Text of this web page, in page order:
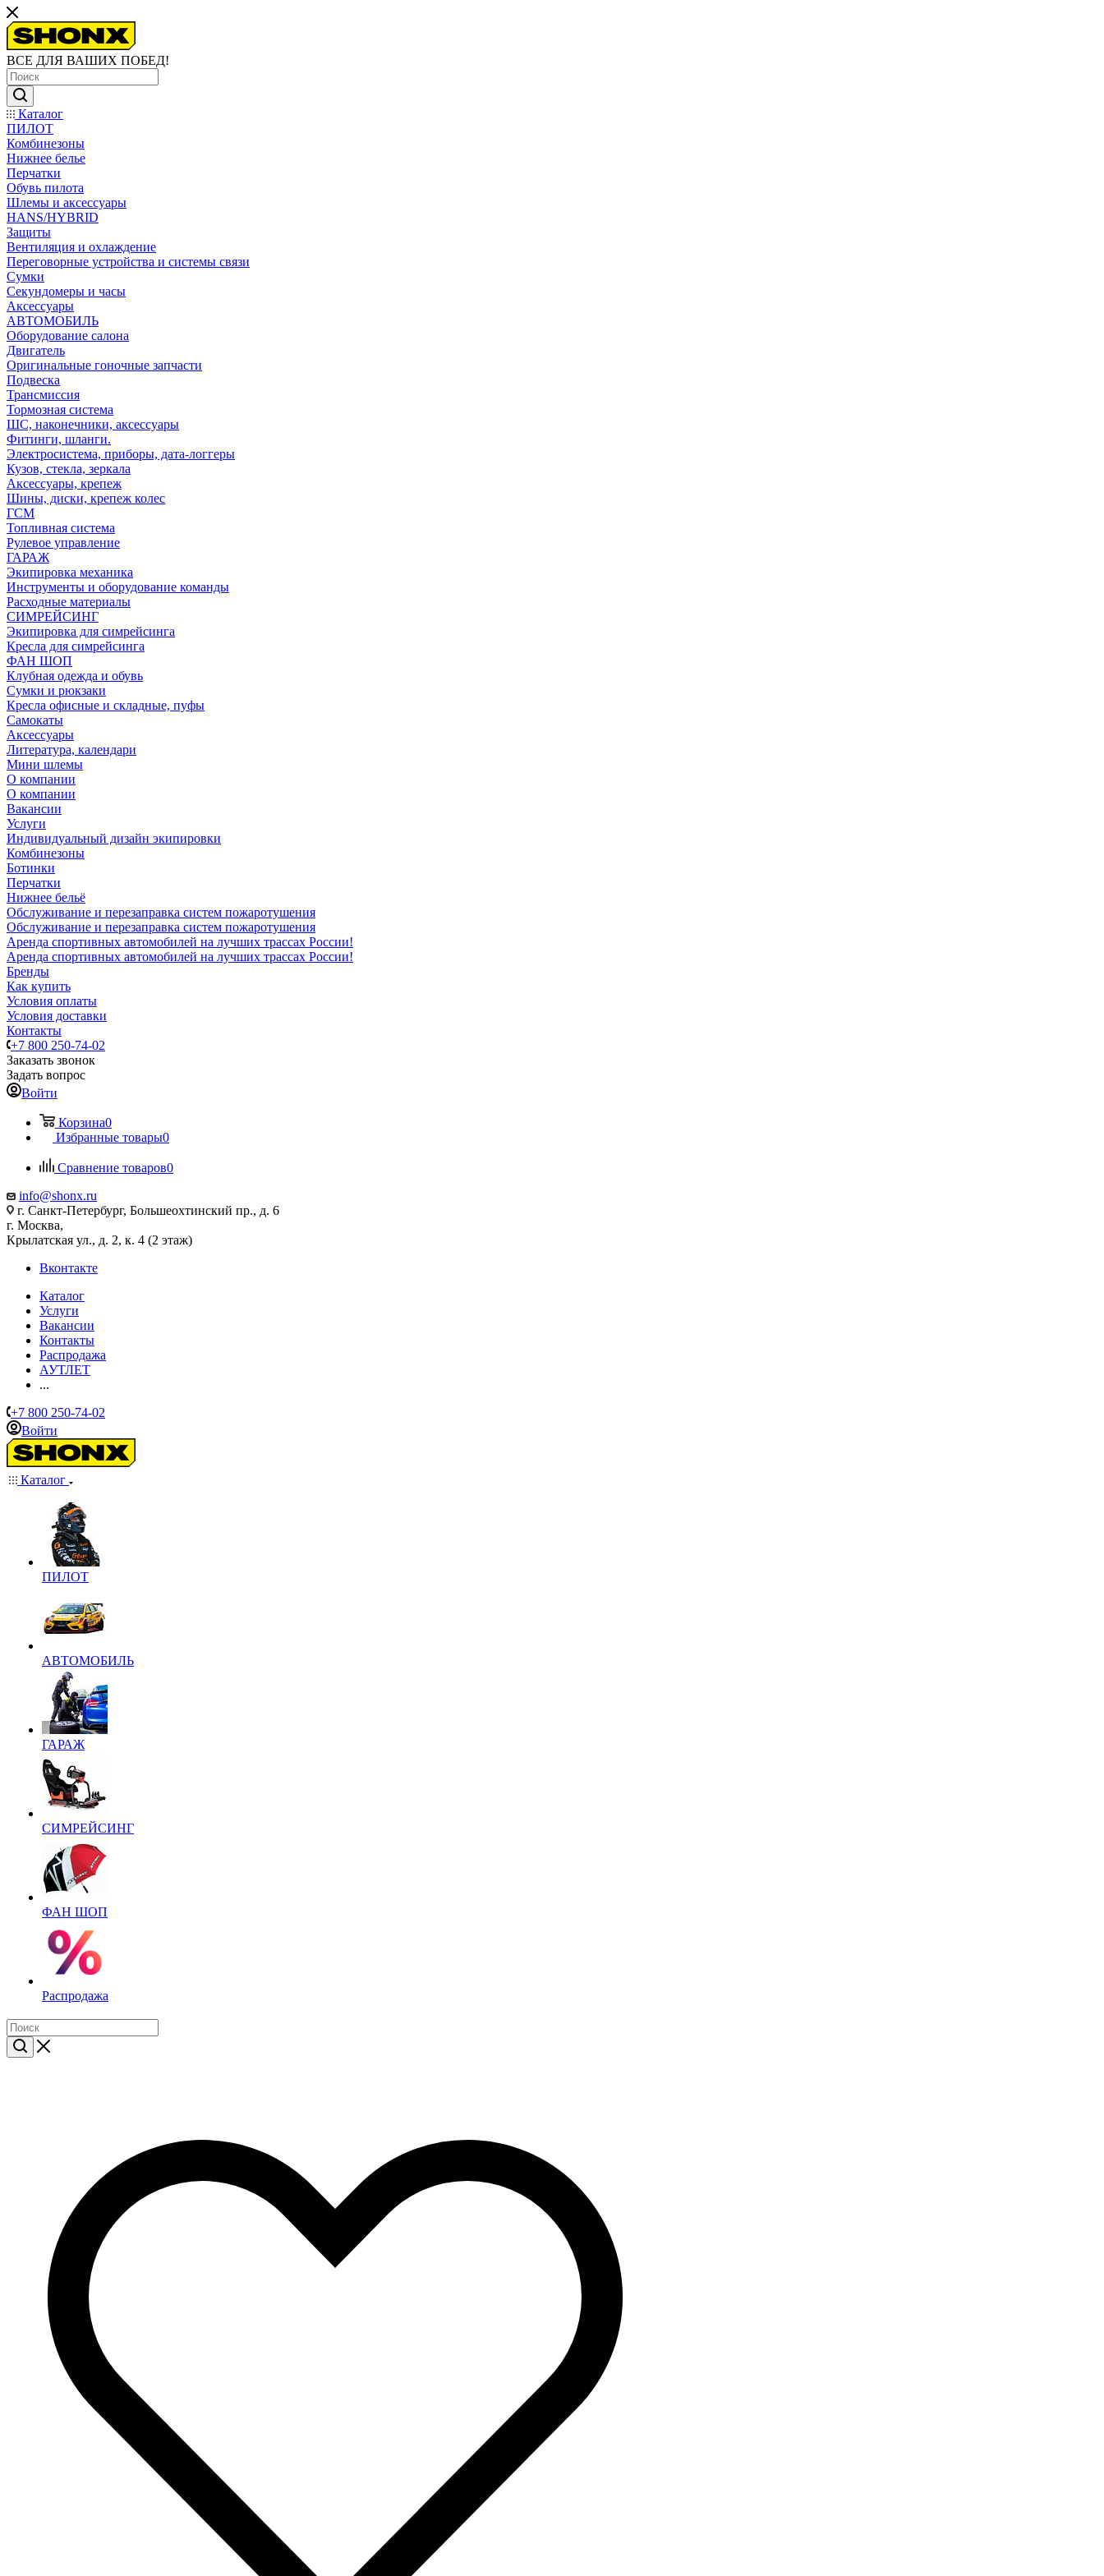
ВСЕ ДЛЯ ВАШИХ ПОБЕД!
Каталог
ПИЛОТ
Комбинезоны
Нижнее белье
Перчатки
Обувь пилота
Шлемы и аксессуары
HANS/HYBRID
Защиты
Вентиляция и охлаждение
Переговорные устройства и системы связи
Сумки
Секундомеры и часы
Аксессуары
АВТОМОБИЛЬ
Оборудование салона
Двигатель
Оригинальные гоночные запчасти
Подвеска
Трансмиссия
Тормозная система
ШС, наконечники, аксессуары
Фитинги, шланги.
Электросистема, приборы, дата-логгеры
Кузов, стекла, зеркала
Аксессуары, крепеж
Шины, диски, крепеж колес
ГСМ
Топливная система
Рулевое управление
ГАРАЖ
Экипировка механика
Инструменты и оборудование команды
Расходные материалы
СИМРЕЙСИНГ
Экипировка для симрейсинга
Кресла для симрейсинга
ФАН ШОП
Клубная одежда и обувь
Сумки и рюкзаки
Кресла офисные и складные, пуфы
Самокаты
Аксессуары
Литература, календари
Мини шлемы
О компании
О компании
Вакансии
Услуги
Индивидуальный дизайн экипировки
Комбинезоны
Ботинки
Перчатки
Нижнее бельё
Обслуживание и перезаправка систем пожаротушения
Обслуживание и перезаправка систем пожаротушения
Аренда спортивных автомобилей на лучших трассах России!
Аренда спортивных автомобилей на лучших трассах России!
Бренды
Как купить
Условия оплаты
Условия доставки
Контакты
+7 800 250-74-02
Заказать звонок
Задать вопрос
Войти
Корзина0
Избранные товары0
Сравнение товаров0
info@shonx.ru
г. Санкт-Петербург, Большеохтинский пр., д. 6
г. Москва,
Крылатская ул., д. 2, к. 4 (2 этаж)
Вконтакте
Каталог
Услуги
Вакансии
Контакты
Распродажа
АУТЛЕТ
...
+7 800 250-74-02
Войти
Каталог
ПИЛОТ
АВТОМОБИЛЬ
ГАРАЖ
СИМРЕЙСИНГ
ФАН ШОП
Распродажа